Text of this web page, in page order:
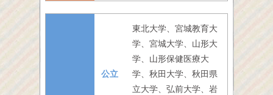
公立
東北大学、宮城教育大
学、宮城大学、山形大
学、山形保健医療大
学、秋田大学、秋田県
立大学、弘前大学、岩